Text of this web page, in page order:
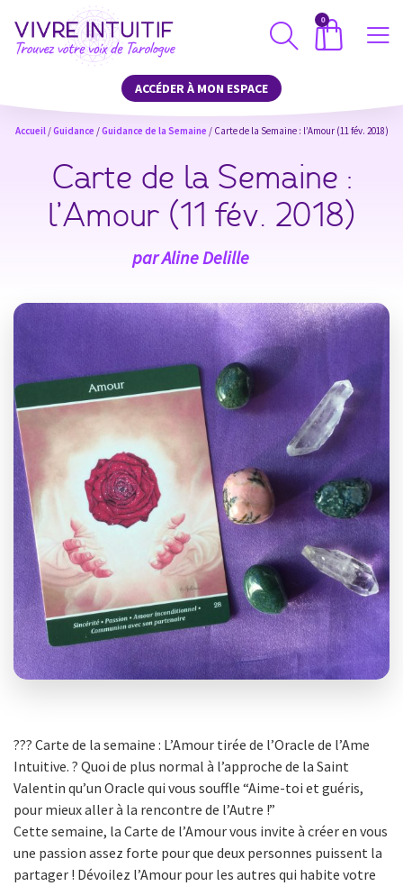
0
ACCÉDER À MON ESPACE
Accueil/Guidance /Guidance de la Semaine / Carte de la Semaine : l’Amour (11 fév. 2018)
Carte de la Semaine :
l’Amour (11 fév. 2018)
parAline Delille
??? Carte de la semaine : L’Amour tirée de l’Oracle de l’Ame
Intuitive. ? Quoi de plus normal à l’approche de la Saint
Valentin qu’un Oracle qui vous souffle “Aime-toi et guéris,
pour mieux aller à la rencontre de l’Autre !”
Cette semaine, la Carte de l’Amour vous invite à créer en vous
une passion assez forte pour que deux personnes puissent la
partager ! Dévoilez l’Amour pour les autres qui habite votre